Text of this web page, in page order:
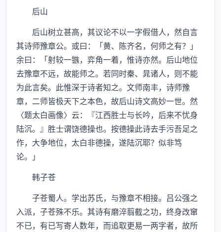
后山
后山树立甚高，其议论不以一字假借人，然自言
其诗师豫章公。或曰：「黄、陈齐名，何师之有？」
余曰：「射较一镞，弈角一着，惟诗亦然。后山地位
去豫章不远，故能师之。若同时秦、晁诸人，则不能
为此言矣。此惟深于诗者知之。文师南丰，诗师豫
章，二师皆极天下之本色，故后山诗文高妙一世。然
〈题太白画像〉云：『江西胜士与长吟，后来不忧身
陆沉。』胜士谓饶德操也。按德操此诗去手污吾足之
作，大争地位，太白非德操，遂陆沉耶？似非笃
论。」
韩子苍
子苍蜀人。学出苏氏，与豫章不相接。吕公强之
入派，子苍殊不乐。其诗有磨淬翦截之功，终身改窜
不已，有已写寄人数年，而追取更易一两字者，故所